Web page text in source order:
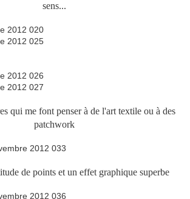
sens...
qui me font penser à de l'art textile ou à des
patchwork
de points et un effet graphique superbe